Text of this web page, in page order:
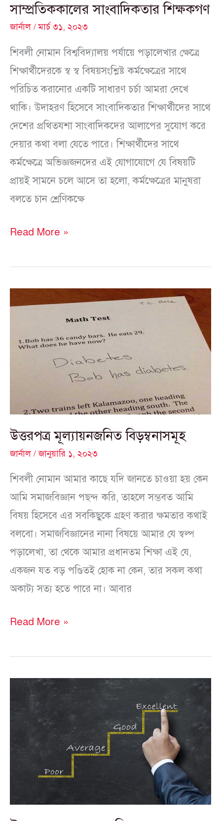
সাম্প্রতিককালের সাংবাদিকতার শিক্ষকগণ
জার্নাল /মার্চ ৩১, ২০২৩
শিবলী নোমান বিশ্ববিদ্যালয় পর্যায়ে পড়ালেখার ক্ষেত্রে
শিক্ষার্থীদেরকে স্ব স্ব বিষয়সংশ্লিষ্ট কর্মক্ষেত্রের সাথে
পরিচিত করানোর একটি সাধারণ চর্চা আমরা দেখে
থাকি। উদাহরণ হিসেবে সাংবাদিকতার শিক্ষার্থীদের সাথে
দেশের প্রথিতযশা সাংবাদিকদের আলাপের সুযোগ করে
দেয়ার কথা বলা যেতে পারে। শিক্ষার্থীদের সাথে
কর্মক্ষেত্রে অভিজ্ঞজনদের এই যোগাযোগে যে বিষয়টি
প্রায়ই সামনে চলে আসে তা হলো, কর্মক্ষেত্রের মানুষরা
বলতে চান শ্রেণিকক্ষে
Read More »
উত্তরপত্র মূল্যায়নজনিত বিড়ম্বনাসমূহ
জার্নাল /জানুয়ারি ১, ২০২৩
শিবলী নোমান আমার কাছে যদি জানতে চাওয়া হয় কেন
আমি সমাজবিজ্ঞান পছন্দ করি, তাহলে সম্ভবত আমি
বিষয় হিসেবে এর সবকিছুকে গ্রহণ করার ক্ষমতার কথাই
বলবো। সমাজবিজ্ঞানের নানা বিষয়ে আমার যে স্বল্প
পড়ালেখা, তা থেকে আমার প্রধানতম শিক্ষা এই যে,
একজন যত বড় পণ্ডিতই হোক না কেন, তার সকল কথা
অকাট্য সত্য হতে পারে না। আবার
উত্তরপত্র
Read More »
উত্তরপত্র
মূল্যায়ন
পদ্ধতি
প্রসঙ্গে
কয়েক